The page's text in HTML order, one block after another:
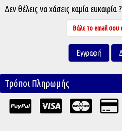
Δεν θέλεις να χάσεις καμία ευκαιρία ?
Τρόποι Πληρωμής